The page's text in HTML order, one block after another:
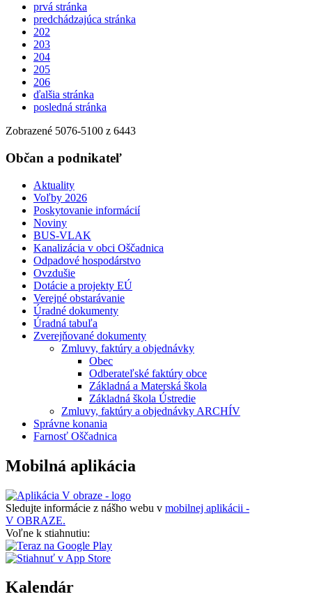
prvá stránka
predchádzajúca stránka
202
203
204
205
206
ďalšia stránka
posledná stránka
Zobrazené 5076-5100 z 6443
Občan a podnikateľ
Aktuality
Voľby 2026
Poskytovanie informácií
Noviny
BUS-VLAK
Kanalizácia v obci Oščadnica
Odpadové hospodárstvo
Ovzdušie
Dotácie a projekty EÚ
Verejné obstarávanie
Úradné dokumenty
Úradná tabuľa
Zverejňované dokumenty
Zmluvy, faktúry a objednávky
Obec
Odberateľské faktúry obce
Základná a Materská škola
Základná škola Ústredie
Zmluvy, faktúry a objednávky ARCHÍV
Správne konania
Farnosť Oščadnica
Mobilná aplikácia
Sledujte informácie z nášho webu v mobilnej aplikácii -
V OBRAZE.
Voľne k stiahnutiu:
Kalendár